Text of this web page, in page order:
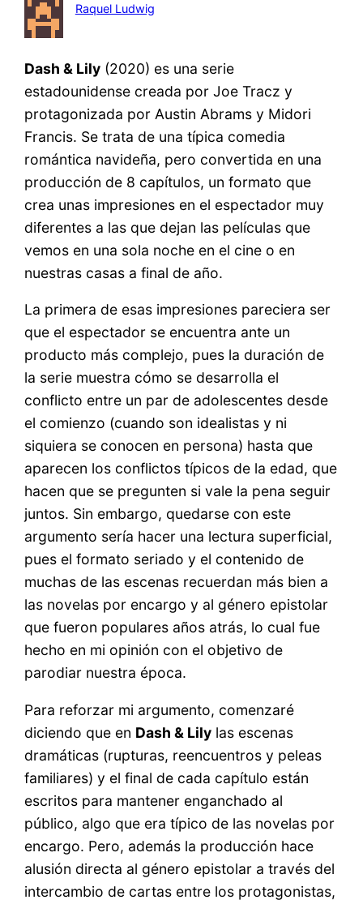
Raquel Ludwig
Dash & Lily (2020) es una serie
estadounidense creada por Joe Tracz y
protagonizada por Austin Abrams y Midori
Francis. Se trata de una típica comedia
romántica navideña, pero convertida en una
producción de 8 capítulos, un formato que
crea unas impresiones en el espectador muy
diferentes a las que dejan las películas que
vemos en una sola noche en el cine o en
nuestras casas a final de año.
La primera de esas impresiones pareciera ser
que el espectador se encuentra ante un
producto más complejo, pues la duración de
la serie muestra cómo se desarrolla el
conflicto entre un par de adolescentes desde
el comienzo (cuando son idealistas y ni
siquiera se conocen en persona) hasta que
aparecen los conflictos típicos de la edad, que
hacen que se pregunten si vale la pena seguir
juntos. Sin embargo, quedarse con este
argumento sería hacer una lectura superficial,
pues el formato seriado y el contenido de
muchas de las escenas recuerdan más bien a
las novelas por encargo y al género epistolar
que fueron populares años atrás, lo cual fue
hecho en mi opinión con el objetivo de
parodiar nuestra época.
Para reforzar mi argumento, comenzaré
diciendo que en Dash & Lily las escenas
dramáticas (rupturas, reencuentros y peleas
familiares) y el final de cada capítulo están
escritos para mantener enganchado al
público, algo que era típico de las novelas por
encargo. Pero, además la producción hace
alusión directa al género epistolar a través del
intercambio de cartas entre los protagonistas,